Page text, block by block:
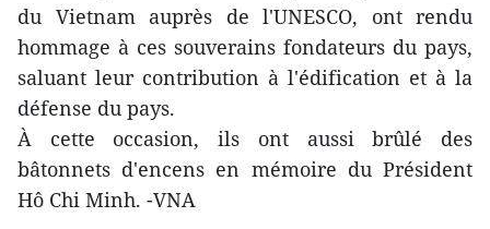
du Vietnam auprès de l'UNESCO, ont rendu
hommage à ces souverains fondateurs du pays,
saluant leur contribution à l'édification et à la
défense du pays.
À cette occasion, ils ont aussi brûlé des
bâtonnets d'encens en mémoire du Président
Hô Chi Minh. -VNA